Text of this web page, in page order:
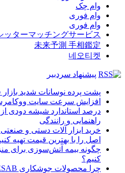
وام چک
وام فوری
وام فوری
ッターマッチングサービス
未来予測 手相鑑定
네오티켓
پیشنهاد سردبیر
پشت پرده نوسانات شدید
افزایش سرعت سایت
درصد استاندارد شیشه دودی
راهنمایی و رانندگی
خرید ابزار آلات دستی و صنعتی
اصل را با بهترین قیمت تهیه
چگونه بیمه آتش‌سوزی برای
کنیم؟